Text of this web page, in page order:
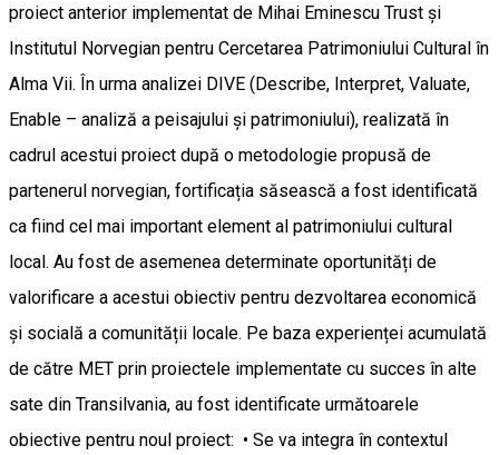
proiect anterior implementat de Mihai Eminescu Trust și
Institutul Norvegian pentru Cercetarea Patrimoniului Cultural în
Alma Vii. În urma analizei DIVE (Describe, Interpret, Valuate,
Enable – analiză a peisajului și patrimoniului), realizată în
cadrul acestui proiect după o metodologie propusă de
partenerul norvegian, fortificația săsească a fost identificată
ca fiind cel mai important element al patrimoniului cultural
local. Au fost de asemenea determinate oportunități de
valorificare a acestui obiectiv pentru dezvoltarea economică
și socială a comunității locale. Pe baza experienței acumulată
de către MET prin proiectele implementate cu succes în alte
sate din Transilvania, au fost identificate următoarele
obiective pentru noul proiect: • Se va integra în contextul